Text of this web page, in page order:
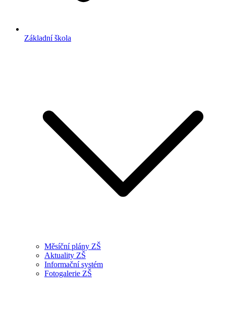
Základní škola
Měsíční plány ZŠ
Aktuality ZŠ
Informační systém
Fotogalerie ZŠ